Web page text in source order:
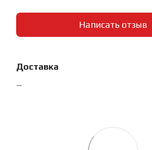
Написать отзыв
Доставка